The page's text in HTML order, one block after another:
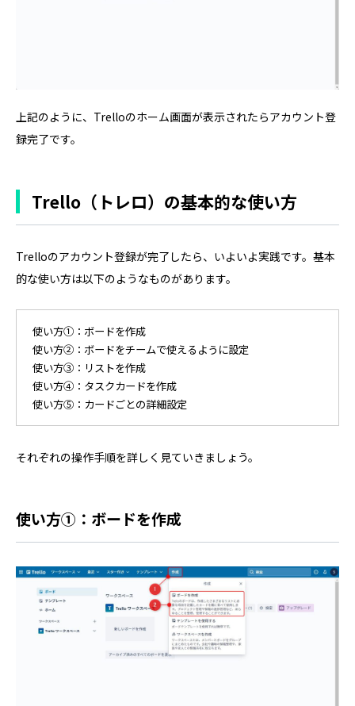
上記のように、Trelloのホーム画面が表示されたらアカウント登
録完了です。
Trello（トレロ）の基本的な使い方
Trelloのアカウント登録が完了したら、いよいよ実践です。基本
的な使い方は以下のようなものがあります。
使い方①：ボードを作成
使い方②：ボードをチームで使えるように設定
使い方③：リストを作成
使い方④：タスクカードを作成
使い方⑤：カードごとの詳細設定
それぞれの操作手順を詳しく見ていきましょう。
使い方①：ボードを作成